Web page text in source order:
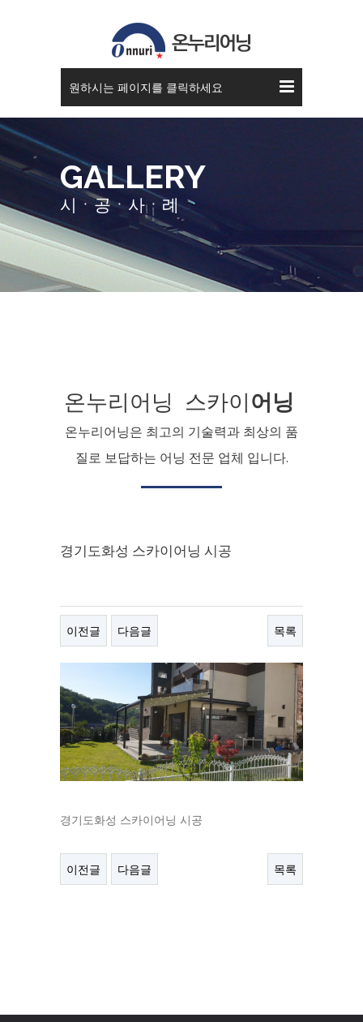
원하시는 페이지를 클릭하세요
GALLERY
시ㆍ공ㆍ사ㆍ례
온누리어닝 스카이어닝
온누리어닝은 최고의 기술력과 최상의 품
질로 보답하는 어닝 전문 업체 입니다.
경기도화성 스카이어닝 시공
이전글 다음글 목록
경기도화성 스카이어닝 시공
이전글 다음글 목록